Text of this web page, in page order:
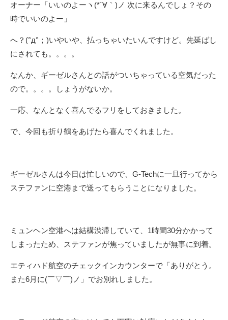
オーナー「いいのよーヽ(*´∀｀)ノ 次に来るんでしょ？その
時でいいのよー」
へ？(°д°；)いやいや、払っちゃいたいんですけど。先延ばし
にされても。。。。
なんか、ギーゼルさんとの話がついちゃっている空気だった
ので。。。。しょうがないか。
一応、なんとなく喜んでるフリをしておきました。
で、今回も折り鶴をあげたら喜んでくれました。
ギーゼルさんは今日は忙しいので、G-Techに一旦行ってから
ステファンに空港まで送ってもらうことになりました。
ミュンヘン空港へは結構渋滞していて、1時間30分かかって
しまったため、ステファンが焦っていましたが無事に到着。
エティハド航空のチェックインカウンターで「ありがとう。
また6月に(￣▽￣)ノ」でお別れしました。